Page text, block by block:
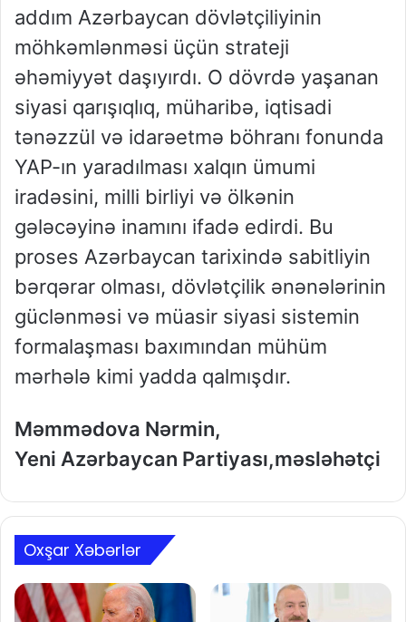
addım Azərbaycan dövlətçiliyinin
möhkəmlənməsi üçün strateji
əhəmiyyət daşıyırdı. O dövrdə yaşanan
siyasi qarışıqlıq, müharibə, iqtisadi
tənəzzül və idarəetmə böhranı fonunda
YAP-ın yaradılması xalqın ümumi
iradəsini, milli birliyi və ölkənin
gələcəyinə inamını ifadə edirdi. Bu
proses Azərbaycan tarixində sabitliyin
bərqərar olması, dövlətçilik ənənələrinin
güclənməsi və müasir siyasi sistemin
formalaşması baxımından mühüm
mərhələ kimi yadda qalmışdır.
Məmmədova Nərmin,
Yeni Azərbaycan Partiyası,məsləhətçi
Oxşar Xəbərlər